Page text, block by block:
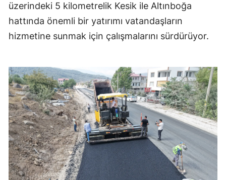
üzerindeki 5 kilometrelik Kesik ile Altınboğa
hattında önemli bir yatırımı vatandaşların
hizmetine sunmak için çalışmalarını sürdürüyor.